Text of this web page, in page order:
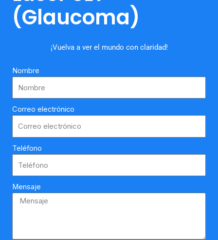
(Glaucoma)
¡Vuelva a ver el mundo con claridad!
Nombre
Correo electrónico
Teléfono
Mensaje